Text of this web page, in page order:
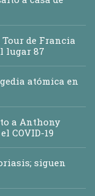
de Francia
lugar 87
atómica en
a Anthony
COVID-19
siguen